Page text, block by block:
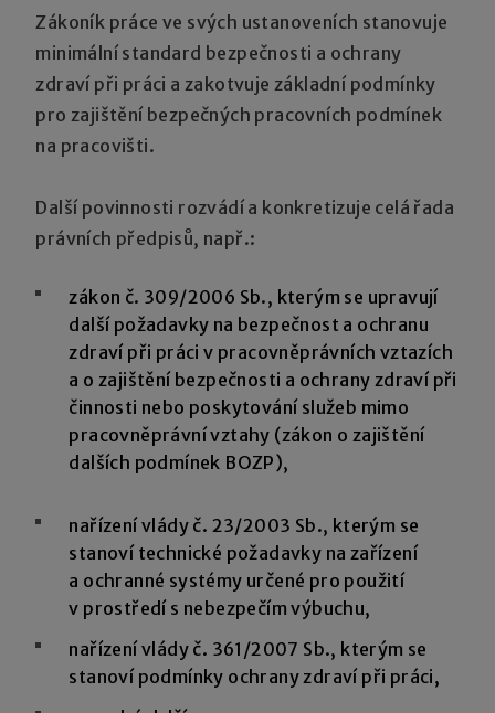
Zákoník práce ve svých ustanoveních stanovuje
minimální standard bezpečnosti a ochrany
zdraví při práci a zakotvuje základní podmínky
pro zajištění bezpečných pracovních podmínek
na pracovišti.
Další povinnosti rozvádí a konkretizuje celá řada
právních předpisů, např.:
zákon č. 309/2006 Sb., kterým se upravují
další požadavky na bezpečnost a ochranu
zdraví při práci v pracovněprávních vztazích
a o zajištění bezpečnosti a ochrany zdraví při
činnosti nebo poskytování služeb mimo
pracovněprávní vztahy (zákon o zajištění
dalších podmínek BOZP),
nařízení vlády č. 23/2003 Sb., kterým se
stanoví technické požadavky na zařízení
a ochranné systémy určené pro použití
v prostředí s nebezpečím výbuchu,
nařízení vlády č. 361/2007 Sb., kterým se
stanoví podmínky ochrany zdraví při práci,